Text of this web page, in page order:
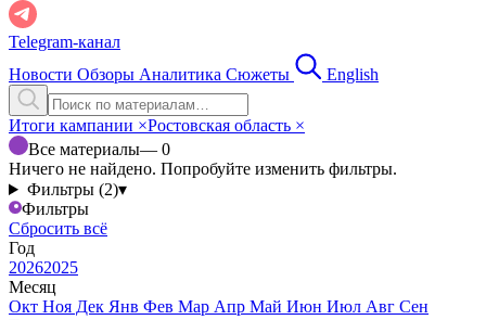
Telegram-канал
Новости Обзоры Аналитика Сюжеты English
Итоги кампании ×Ростовская область ×
Все материалы— 0
Ничего не найдено. Попробуйте изменить фильтры.
Фильтры (2)▾
Фильтры
Сбросить всё
Год
20262025
Месяц
Окт Ноя Дек Янв Фев Мар Апр Май Июн Июл Авг Сен